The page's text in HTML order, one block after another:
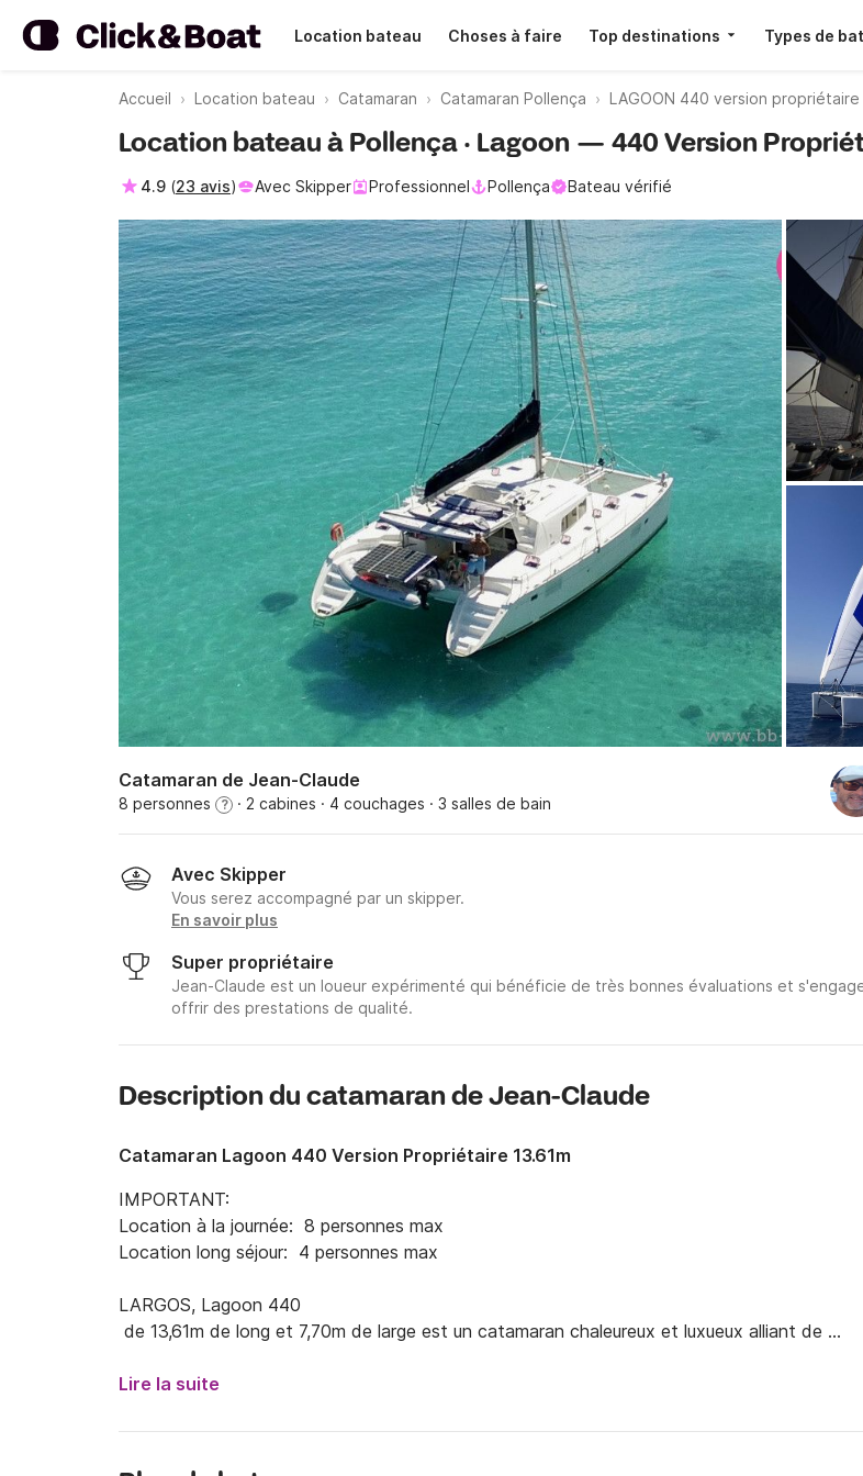
Location bateau Choses à faire Top destinations Types de
Accueil Location bateau Catamaran Catamaran Pollença LAGOON 440 version propriétaire
Location bateau à Pollença · Lagoon — 440 Version
4.9 (23 avis) Avec Skipper Professionnel Pollença Bateau vérifié
Catamaran de Jean-Claude
8 personnes ? · 2 cabines · 4 couchages · 3 salles de bain
Avec Skipper
Vous serez accompagné par un skipper.
En savoir plus
Super propriétaire
Jean-Claude est un loueur expérimenté qui bénéficie de très bonnes évaluations et
offrir des prestations de qualité.
Description du catamaran de Jean-Claude
Catamaran Lagoon 440 Version Propriétaire 13.61m
IMPORTANT:
Location à la journée:  8 personnes max
Location long séjour:  4 personnes max
LARGOS, Lagoon 440
de 13,61m de long et 7,70m de large est un catamaran chaleureux et luxueux alliant de
la mer et ses bonnes adresses sur l’archipel des Baléares.
Lire la suite